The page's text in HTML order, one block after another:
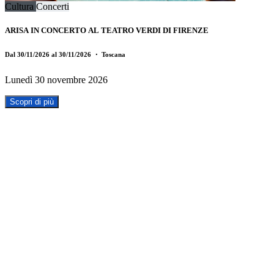
Cultura Concerti
ARISA IN CONCERTO AL TEATRO VERDI DI FIRENZE
Dal 30/11/2026 al 30/11/2026 ・ Toscana
Lunedì 30 novembre 2026
Scopri di più